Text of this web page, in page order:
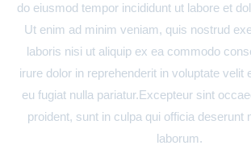
do eiusmod tempor incididunt ut labore et
Ut enim ad minim veniam, quis nostrud
laboris nisi ut aliquip ex ea commodo
irure dolor in reprehenderit in voluptate velit
eu fugiat nulla pariatur.Excepteur sint
proident, sunt in culpa qui officia deserunt
laborum.